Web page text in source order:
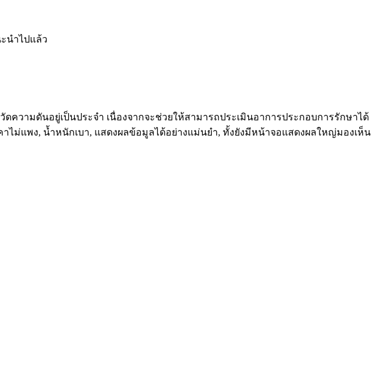
นำไปแล้ว
วามดันอยู่เป็นประจำ เนื่องจากจะช่วยให้สามารถประเมินอาการประกอบการรักษาได้
าไม่แพง, น้ำหนักเบา, แสดงผลข้อมูลได้อย่างแม่นยำ, ทั้งยังมีหน้าจอแสดงผลใหญ่มองเห็น